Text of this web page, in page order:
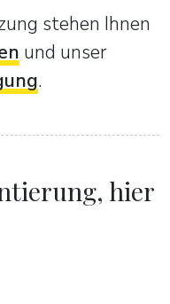
stehen Ihnen
und unser
.
hier